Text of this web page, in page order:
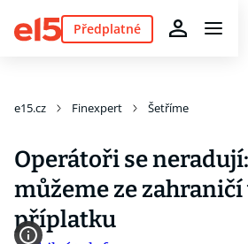
Předplatné
e15.cz Finexpert Šetříme
Operátoři se
můžeme ze zahraničí
příplatku